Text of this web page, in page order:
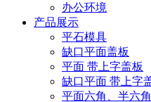
办公环境
产品展示
平石模具
缺口平面盖板
平面 带上字盖板
缺口平面 带上字
平面六角、半六角